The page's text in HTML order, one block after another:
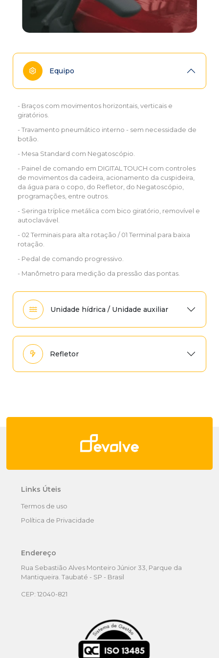
Equipo
- Braços com movimentos horizontais, verticais e
giratórios.
- Travamento pneumático interno - sem necessidade de
botão.
- Mesa Standard com Negatoscópio.
- Painel de comando em DIGITAL TOUCH com controles
de movimentos da cadeira, acionamento da cuspideira,
da água para o copo, do Refletor, do Negatoscópio,
programações, entre outros.
- Seringa tríplice metálica com bico giratório, removível e
autoclavável.
- 02 Terminais para alta rotação / 01 Terminal para baixa
rotação.
- Pedal de comando progressivo.
- Manômetro para medição da pressão das pontas.
Unidade hídrica / Unidade auxiliar
Refletor
Links Úteis
Termos de uso
Política de Privacidade
Endereço
Rua Sebastião Alves Monteiro Júnior 33, Parque da
Mantiqueira. Taubaté - SP - Brasil
CEP: 12040-821